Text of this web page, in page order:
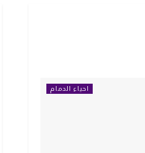
احياء الدمام